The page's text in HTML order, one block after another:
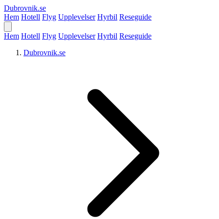
Dubrovnik.se
Hem Hotell Flyg Upplevelser Hyrbil Reseguide
Hem Hotell Flyg Upplevelser Hyrbil Reseguide
Dubrovnik.se